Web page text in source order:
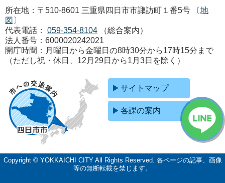
所在地：〒510-8601 三重県四日市市諏訪町１番5号 〔地
図 〕
代表電話：
059-354-8104
（総合案内）
法人番号：6000020242021
開庁時間：月曜日から金曜日の8時30分から17時15分まで
（ただし祝・休日、12月29日から1月3日を除く）
サイトマップ
各課の案内
Copyright © YOKKAICHI CITY All Rights Reserved. 各ページの記事、画像
等の無断転載を禁じます。